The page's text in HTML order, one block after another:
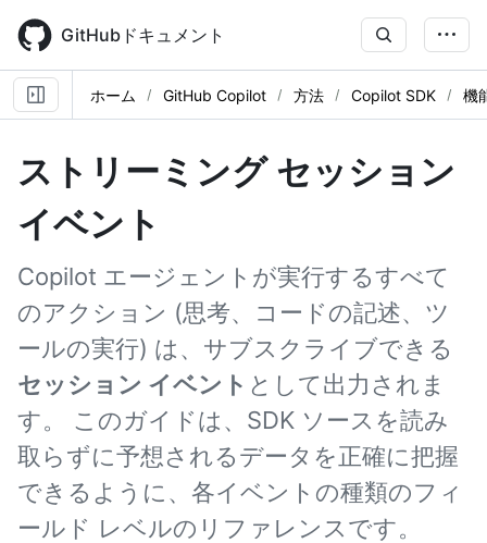
main
content
GitHubドキュメント
ホーム GitHub Copilot 方法 Copilot SDK 機
ストリーミング セッション
イベント
Copilot エージェントが実行するすべて
のアクション (思考、コードの記述、ツ
ールの実行) は、サブスクライブできる
セッション イベント として出力されま
す。 このガイドは、SDK ソースを読み
取らずに予想されるデータを正確に把握
できるように、各イベントの種類のフィ
ールド レベルのリファレンスです。